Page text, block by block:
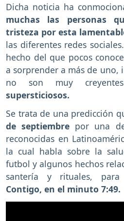
Dicha noticia ha
muchas las personas
tristeza por esta
las diferentes redes
hecho del que pocos
a sorprender a más de uno,
no son muy
supersticiosos.
Se trata de una predicción
de septiembre por una
reconocidas en
la cual habla sobre la
futbol y algunos hechos
santería y rituales,
Contigo, en el minuto 7:49.